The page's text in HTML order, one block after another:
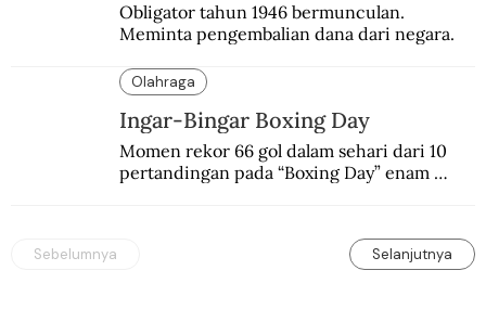
Obligator tahun 1946 bermunculan.
Meminta pengembalian dana dari negara.
Olahraga
Ingar-Bingar Boxing Day
Momen rekor 66 gol dalam sehari dari 10
pertandingan pada “Boxing Day” enam
Sebelumnya Selanjutnya